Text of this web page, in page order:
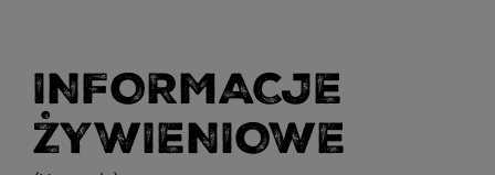
INFORMACJE
ŻYWIENIOWE